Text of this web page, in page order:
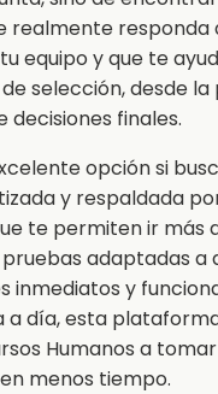
realmente responda
equipo y que te
selección, desde
decisiones finales.
opción si
y respaldada
te permiten ir más
adaptadas a
inmediatos y
a día, esta
Humanos a
menos tiempo.